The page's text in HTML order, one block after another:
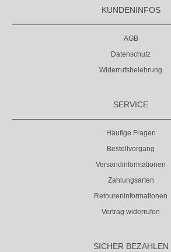
KUNDENINFOS
AGB
Datenschutz
Widerrufsbelehrung
SERVICE
Häufige Fragen
Bestellvorgang
Versandinformationen
Zahlungsarten
Retoureninformationen
Vertrag widerrufen
SICHER BEZAHLEN